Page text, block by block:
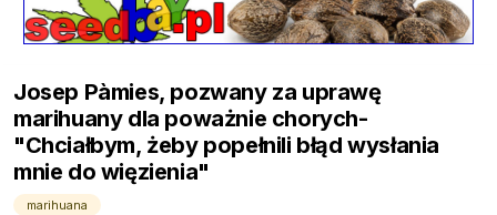
Josep Pàmies, pozwany za uprawę
marihuany dla poważnie chorych-
"Chciałbym, żeby popełnili błąd wysłania
mnie do więzienia"
marihuana